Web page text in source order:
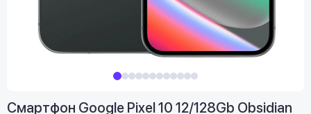
Смартфон Google Pixel 10 12/128Gb Obsidian